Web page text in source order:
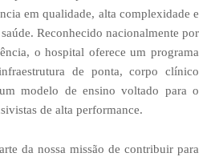
em qualidade, alta complexidade e
Reconhecido nacionalmente por
o hospital oferece um programa
de ponta, corpo clínico
modelo de ensino voltado para o
de alta performance.
da nossa missão de contribuir para